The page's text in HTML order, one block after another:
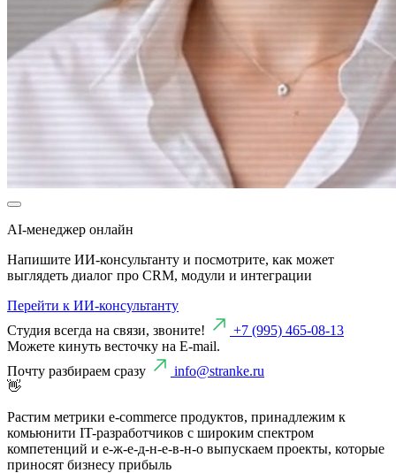
AI-менеджер онлайн
Напишите ИИ-консультанту и посмотрите, как может
выглядеть диалог про CRM, модули и интеграции
Перейти к ИИ-консультанту
Студия всегда на связи, звоните!
+7 (995) 465-08-13
Можете кинуть весточку на E-mail.
Почту разбираем сразу
info@stranke.ru
👋
Растим метрики e-commerce продуктов, принадлежим к
комьюнити IT-разработчиков с широким спектром
компетенций и е-ж-е-д-н-е-в-н-о выпускаем проекты, которые
приносят бизнесу прибыль